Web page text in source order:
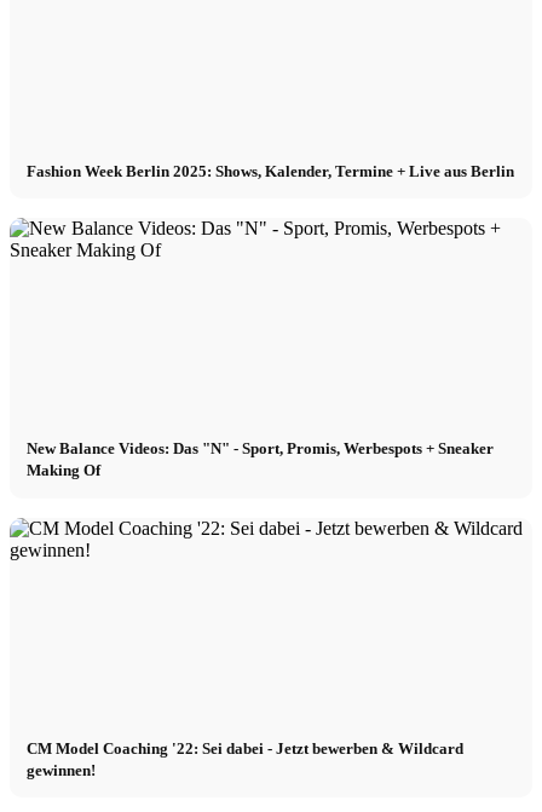
Fashion Week Berlin 2025: Shows, Kalender, Termine + Live aus Berlin
New Balance Videos: Das "N" - Sport, Promis, Werbespots + Sneaker
Making Of
CM Model Coaching '22: Sei dabei - Jetzt bewerben & Wildcard
gewinnen!